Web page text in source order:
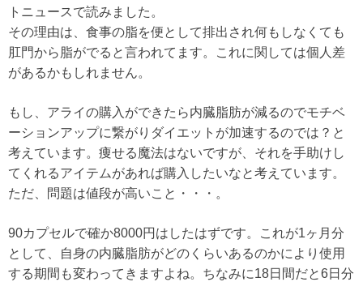
トニュースで読みました。
その理由は、食事の脂を便として排出され何もしなくても
肛門から脂がでると言われてます。これに関しては個人差
があるかもしれません。
もし、アライの購入ができたら内臓脂肪が減るのでモチベ
ーションアップに繋がりダイエットが加速するのでは？と
考えています。痩せる魔法はないですが、それを手助けし
てくれるアイテムがあれば購入したいなと考えています。
ただ、問題は値段が高いこと・・・。
90カプセルで確か8000円はしたはずです。これが1ヶ月分
として、自身の内臓脂肪がどのくらいあるのかにより使用
する期間も変わってきますよね。ちなみに18日間だと6日分